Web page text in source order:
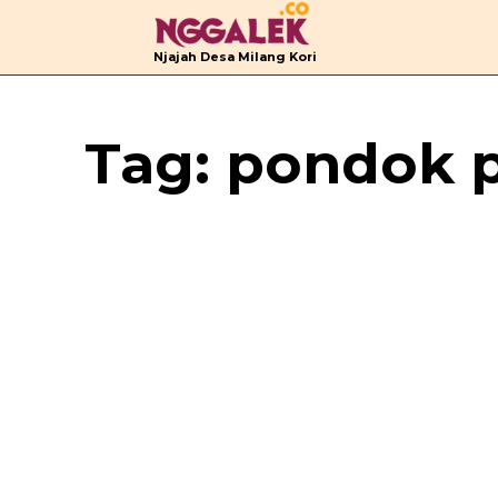
Njajah Desa Milang Kori
Tag: pondok